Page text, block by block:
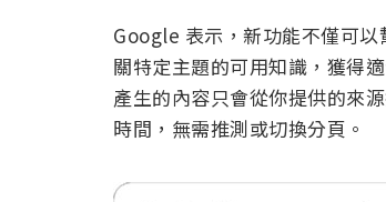
Google 表示，新功能不僅可
關特定主題的可用知識，獲得
產生的內容只會從你提供的來
時間，無需推測或切換分頁。